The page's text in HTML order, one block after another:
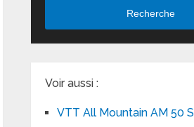
Recherche
Voir aussi :
VTT All Mountain AM 50 S